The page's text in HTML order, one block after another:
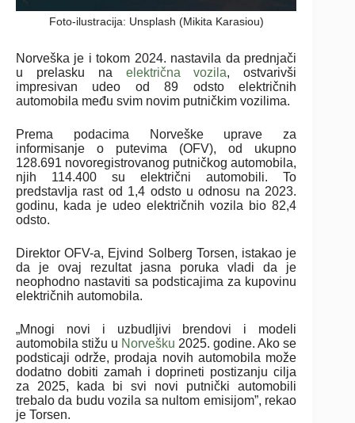
Foto-ilustracija: Unsplash (Mikita Karasiou)
Norveška je i tokom 2024. nastavila da prednjači
u prelasku na električna vozila, ostvarivši
impresivan udeo od 89 odsto električnih
automobila među svim novim putničkim vozilima.
Prema podacima Norveške uprave za
informisanje o putevima (OFV), od ukupno
128.691 novoregistrovanog putničkog automobila,
njih 114.400 su električni automobili. To
predstavlja rast od 1,4 odsto u odnosu na 2023.
godinu, kada je udeo električnih vozila bio 82,4
odsto.
Direktor OFV-a, Ejvind Solberg Torsen, istakao je
da je ovaj rezultat jasna poruka vladi da je
neophodno nastaviti sa podsticajima za kupovinu
električnih automobila.
„Mnogi novi i uzbudljivi brendovi i modeli
automobila stižu u Norvešku 2025. godine. Ako se
podsticaji održe, prodaja novih automobila može
dodatno dobiti zamah i doprineti postizanju cilja
za 2025, kada bi svi novi putnički automobili
trebalo da budu vozila sa nultom emisijom”, rekao
je Torsen.